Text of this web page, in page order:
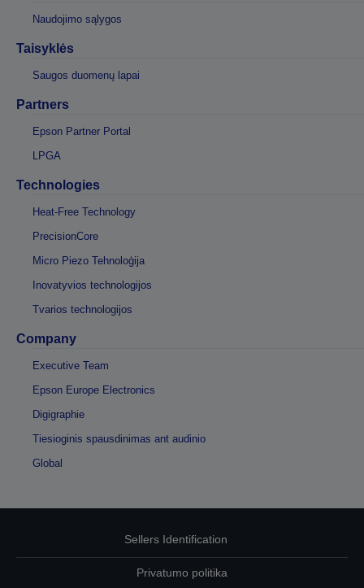
Naudojimo sąlygos
Taisyklės
Saugos duomenų lapai
Partners
Epson Partner Portal
LPGA
Technologies
Heat-Free Technology
PrecisionCore
Micro Piezo Tehnoloģija
Inovatyvios technologijos
Tvarios technologijos
Company
Executive Team
Epson Europe Electronics
Digigraphie
Tiesioginis spausdinimas ant audinio
Global
Sellers Identification
Privatumo politika